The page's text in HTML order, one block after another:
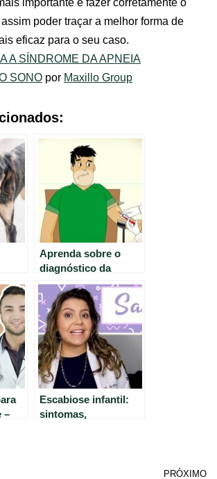
importante é fazer corretamente o
poder traçar a melhor forma de
eficaz para o seu caso.
A SÍNDROME DA APNEIA
SONO por Maxillo Group
Aprenda sobre o
diagnóstico da
malária com a
técnica do esfregaço
sanguíneo
–
Escabiose infantil:
sintomas,
PRÓXIMO